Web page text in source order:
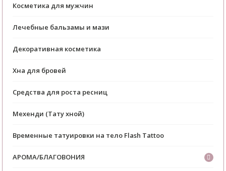
Косметика для мужчин
Лечебные бальзамы и мази
Декоративная косметика
Хна для бровей
Средства для роста ресниц
Мехенди (Тату хной)
Временные татуировки на тело Flash Tattoo
АРОМА/БЛАГОВОНИЯ